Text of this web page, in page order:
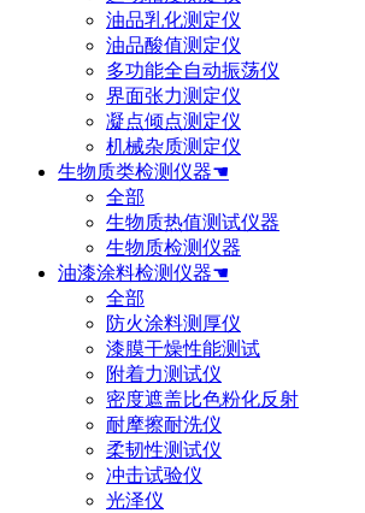
油品乳化测定仪
油品酸值测定仪
多功能全自动振荡仪
界面张力测定仪
凝点倾点测定仪
机械杂质测定仪
生物质类检测仪器☚
全部
生物质热值测试仪器
生物质检测仪器
油漆涂料检测仪器☚
全部
防火涂料测厚仪
漆膜干燥性能测试
附着力测试仪
密度遮盖比色粉化反射
耐摩擦耐洗仪
柔韧性测试仪
冲击试验仪
光泽仪